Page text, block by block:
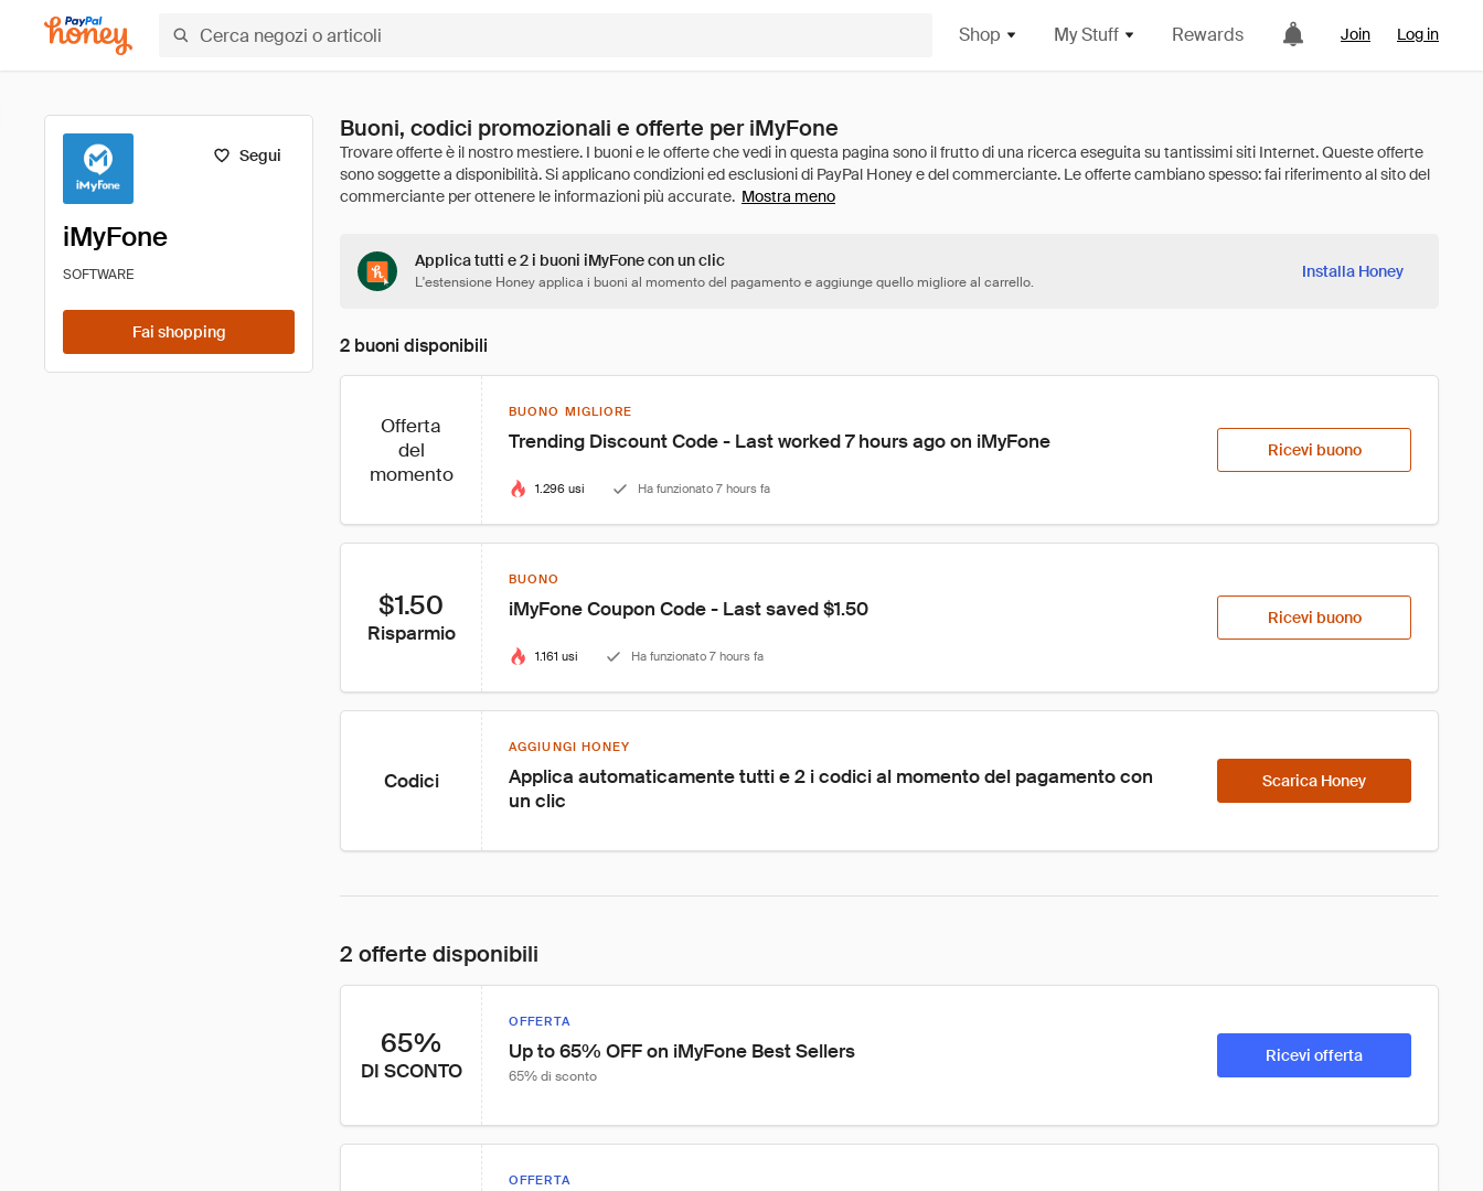
Shop My Stuff Rewards Join Log in
Segui
iMyFone
SOFTWARE
Fai shopping
Buoni, codici promozionali e offerte per iMyFone
Mostra meno
Applica tutti e 2 i buoni iMyFone con un clic
L'estensione Honey applica i buoni al momento del pagamento e aggiunge quello migliore al carrello.
Installa Honey
2 buoni disponibili
Offerta
del
momento
BUONO MIGLIORE
Trending Discount Code - Last worked 7 hours ago on iMyFone
1.296 usi Ha funzionato 7 hours fa
Ricevi buono
$1.50
Risparmio
BUONO
iMyFone Coupon Code - Last saved $1.50
1.161 usi Ha funzionato 7 hours fa
Ricevi buono
Codici
AGGIUNGI HONEY
Applica automaticamente tutti e 2 i codici al momento del pagamento con
un clic
Scarica Honey
2 offerte disponibili
65%
DI SCONTO
OFFERTA
Up to 65% OFF on iMyFone Best Sellers
65% di sconto
Ricevi offerta
OFFERTA